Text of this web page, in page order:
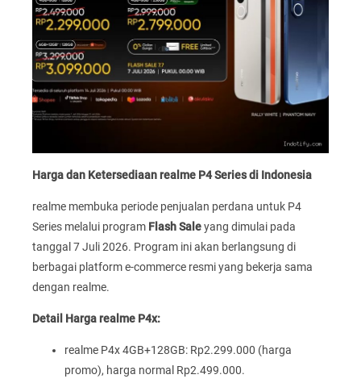
Harga dan Ketersediaan realme P4 Series di Indonesia
realme membuka periode penjualan perdana untuk P4
Series melalui program Flash Saleyang dimulai pada
tanggal 7 Juli 2026. Program ini akan berlangsung di
berbagai platform e-commerce resmi yang bekerja sama
dengan realme.
Detail Harga realme P4x:
realme P4x 4GB+128GB: Rp2.299.000 (harga
promo), harga normal Rp2.499.000.